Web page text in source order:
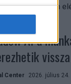
nézőszám
AI a
Center 2026. július 24.